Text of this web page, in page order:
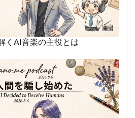
くAI音楽の主役とは